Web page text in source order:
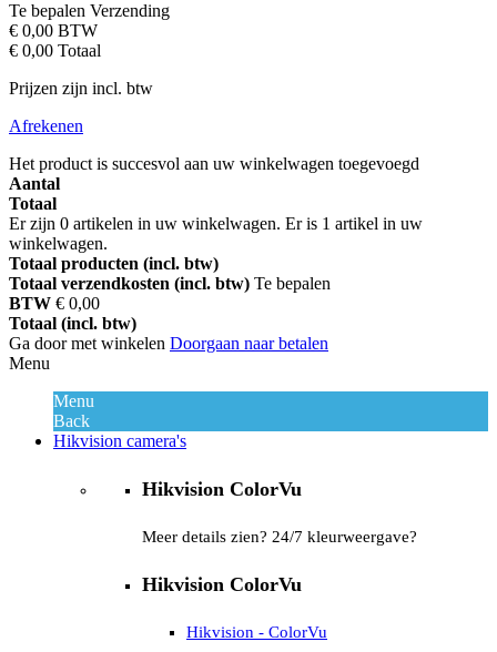
Te bepalen Verzending
€ 0,00 BTW
€ 0,00 Totaal
Prijzen zijn incl. btw
Afrekenen
Het product is succesvol aan uw winkelwagen toegevoegd
Aantal
Totaal
Er zijn 0 artikelen in uw winkelwagen. Er is 1 artikel in uw
winkelwagen.
Totaal producten (incl. btw)
Totaal verzendkosten (incl. btw) Te bepalen
BTW € 0,00
Totaal (incl. btw)
Ga door met winkelen Doorgaan naar betalen
Menu
Menu
Back
Hikvision camera's
Hikvision ColorVu
Meer details zien? 24/7 kleurweergave?
Hikvision ColorVu
Hikvision - ColorVu